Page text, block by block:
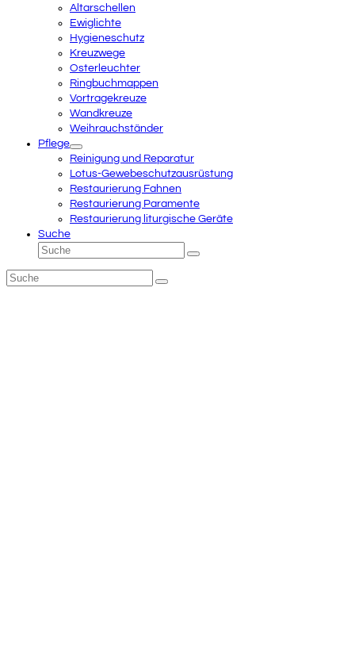
Altarschellen
Ewiglichte
Hygieneschutz
Kreuzwege
Osterleuchter
Ringbuchmappen
Vortragekreuze
Wandkreuze
Weihrauchständer
Pflege
Reinigung und Reparatur
Lotus-Gewebeschutzausrüstung
Restaurierung Fahnen
Restaurierung Paramente
Restaurierung liturgische Geräte
Suche
Suche
Senden
Suche
Senden